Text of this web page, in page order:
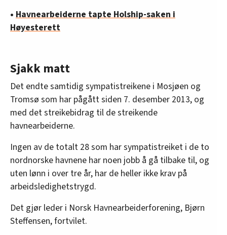
• Havnearbeiderne tapte Holship-saken i
Høyesterett
Sjakk matt
Det endte samtidig sympatistreikene i Mosjøen og
Tromsø som har pågått siden 7. desember 2013, og
med det streikebidrag til de streikende
havnearbeiderne.
Ingen av de totalt 28 som har sympatistreiket i de to
nordnorske havnene har noen jobb å gå tilbake til, og
uten lønn i over tre år, har de heller ikke krav på
arbeidsledighetstrygd.
Det gjør leder i Norsk Havnearbeiderforening, Bjørn
Steffensen, fortvilet.